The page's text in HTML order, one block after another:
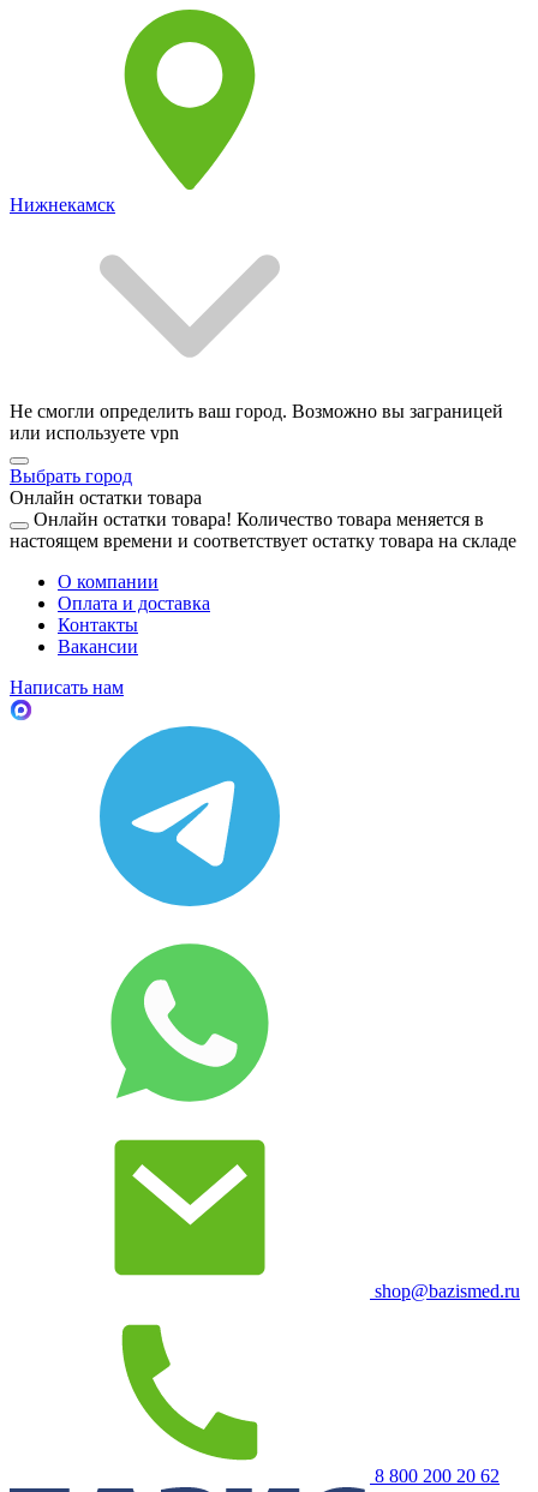
Нижнекамск
Не смогли определить ваш город. Возможно вы заграницей
или используете vpn
Выбрать город
Онлайн остатки товара
Онлайн остатки товара! Количество товара меняется в
настоящем времени и соответствует остатку товара на складе
О компании
Оплата и доставка
Контакты
Вакансии
Написать нам
shop@bazismed.ru
8 800 200 20 62